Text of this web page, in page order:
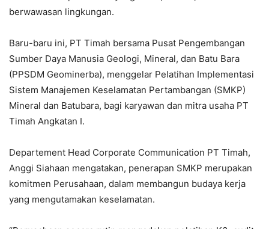
berwawasan lingkungan.
Baru-baru ini, PT Timah bersama Pusat Pengembangan
Sumber Daya Manusia Geologi, Mineral, dan Batu Bara
(PPSDM Geominerba), menggelar Pelatihan Implementasi
Sistem Manajemen Keselamatan Pertambangan (SMKP)
Mineral dan Batubara, bagi karyawan dan mitra usaha PT
Timah Angkatan I.
Departement Head Corporate Communication PT Timah,
Anggi Siahaan mengatakan, penerapan SMKP merupakan
komitmen Perusahaan, dalam membangun budaya kerja
yang mengutamakan keselamatan.